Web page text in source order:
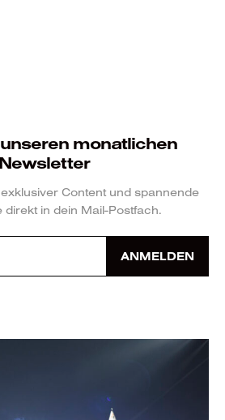
monatlichen
Newsletter
Content und spannende
direkt in dein Mail-Postfach.
ANMELDEN